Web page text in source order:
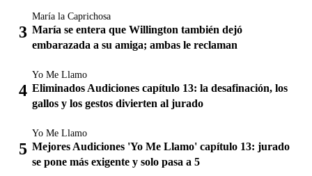
María la Caprichosa
María se entera que Willington también dejó
embarazada a su amiga; ambas le reclaman
Yo Me Llamo
Eliminados Audiciones capítulo 13: la desafinación, los
gallos y los gestos divierten al jurado
Yo Me Llamo
Mejores Audiciones 'Yo Me Llamo' capítulo 13: jurado
se pone más exigente y solo pasa a 5